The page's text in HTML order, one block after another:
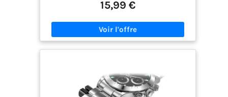
l'ouverture des couvercles de montres, au
etc., et contient un manuel d'utilisation détaillé
pour vous aider vous résolvez les problèmes de
aiguilles,Marteau à double tête,outil de barre de
ressort avec échelle,Permet de changer différents
bracelets de montre et d'ajuster la longueur du
15,99 €